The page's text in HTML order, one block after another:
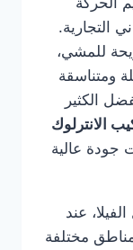
التجارية.
للمشي،
ومتناسقة
الكثير
الانترلوك
جودة عالية
عند
مختلفة